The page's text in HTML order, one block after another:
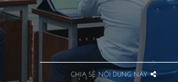
CHIA SẺ NỘI DUNG NÀY